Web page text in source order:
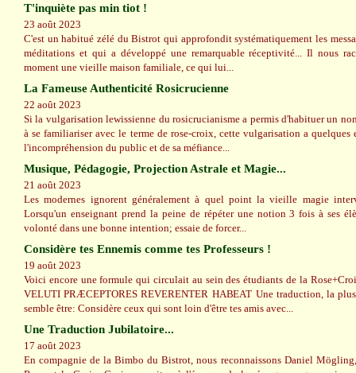
T'inquiète pas min tiot !
23 août 2023
C'est un habitué zélé du Bistrot qui approfondit systématiquement les
méditations et qui a développé une remarquable réceptivité... Il nous
moment une vieille maison familiale, ce qui lui...
La Fameuse Authenticité Rosicrucienne
22 août 2023
Si la vulgarisation lewissienne du rosicrucianisme a permis d'habituer un
à se familiariser avec le terme de rose-croix, cette vulgarisation a quelques
l'incompréhension du public et de sa méfiance...
Musique, Pédagogie, Projection Astrale et Magie...
21 août 2023
Les modernes ignorent généralement à quel point la vieille magie
Lorsqu'un enseignant prend la peine de répéter une notion 3 fois à ses
volonté dans une bonne intention; essaie de forcer...
Considère tes Ennemis comme tes Professeurs !
19 août 2023
Voici encore une formule qui circulait au sein des étudiants de la
VELUTI PRÆCEPTORES REVERENTER HABEAT Une traduction, la
semble être: Considère ceux qui sont loin d'être tes amis avec...
Une Traduction Jubilatoire...
17 août 2023
En compagnie de la Bimbo du Bistrot, nous reconnaissons Daniel